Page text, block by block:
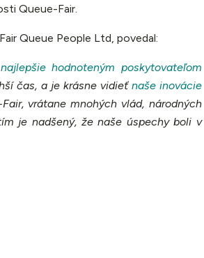
Queue-Fair.
Queue People Ltd, povedal:
najlepšie hodnoteným poskytovateľom
čas, a je krásne vidieť naše inovácie
vrátane mnohých vlád, národných
je nadšený, že naše úspechy boli v